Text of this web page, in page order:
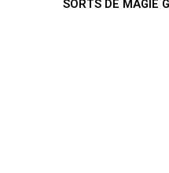
SORTS DE MAGIE